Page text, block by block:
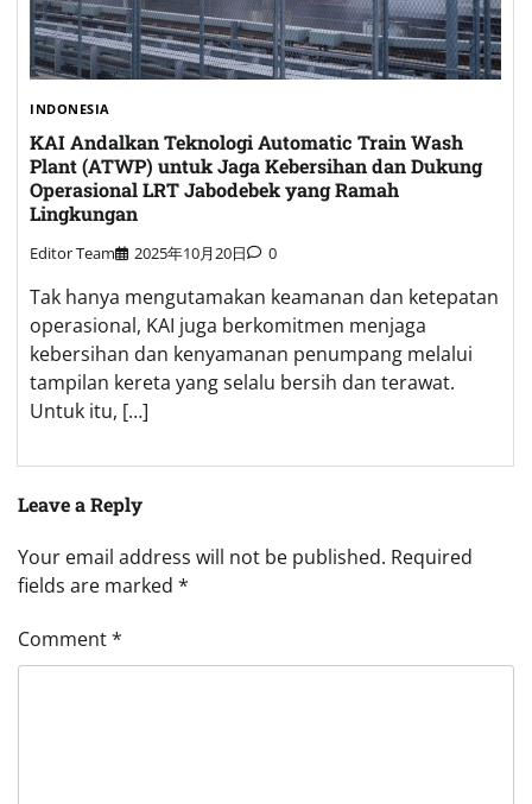
INDONESIA
KAI Andalkan Teknologi Automatic Train Wash
Plant (ATWP) untuk Jaga Kebersihan dan Dukung
Operasional LRT Jabodebek yang Ramah
Lingkungan
Editor Team 2025年10月20日 0
Tak hanya mengutamakan keamanan dan ketepatan
operasional, KAI juga berkomitmen menjaga
kebersihan dan kenyamanan penumpang melalui
tampilan kereta yang selalu bersih dan terawat.
Untuk itu, […]
Leave a Reply
Your email address will not be published. Required
fields are marked *
Comment*